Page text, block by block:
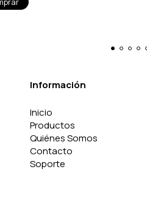
Información
Inicio
Productos
Quiénes Somos
Contacto
Soporte